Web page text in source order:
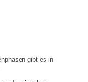
gibt es in